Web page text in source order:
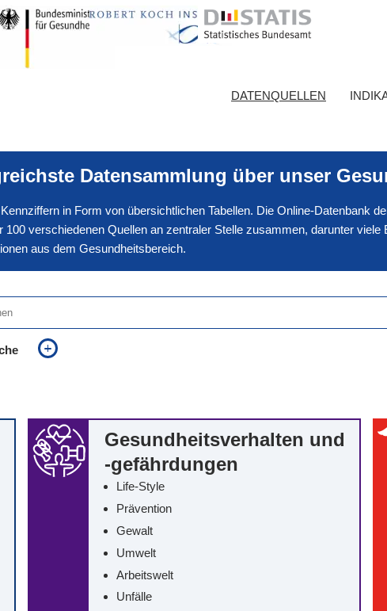
DATENQUELLEN
Datensammlung über unser
in Form von übersichtlichen Tabellen. Die Online-Datenbank
verschiedenen Quellen an zentraler Stelle zusammen, darunter
aus dem Gesundheitsbereich.
Gesundheitsverhalten und
-gefährdungen
Life-Style
Prävention
Gewalt
Umwelt
Arbeitswelt
Unfälle